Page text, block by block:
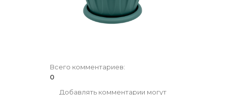
Всего комментариев:
0
Добавлять комментарии могут